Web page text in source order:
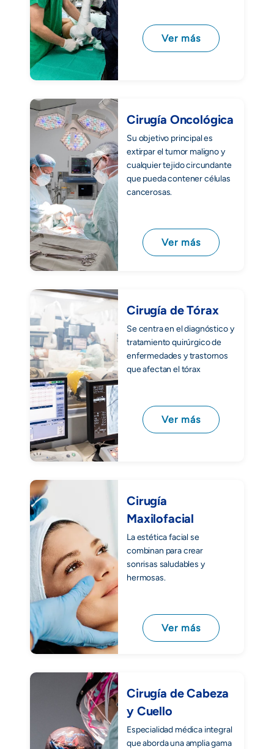
Ver más
Cirugía Oncológica
Su objetivo principal es
extirpar el tumor maligno y
cualquier tejido circundante
que pueda contener células
cancerosas.
Ver más
Cirugía de Tórax
Se centra en el diagnóstico y
tratamiento quirúrgico de
enfermedades y trastornos
que afectan el tórax
Ver más
Cirugía
Maxilofacial
La estética facial se
combinan para crear
sonrisas saludables y
hermosas.
Ver más
Cirugía de Cabeza
y Cuello
Especialidad médica integral
que aborda una amplia gama